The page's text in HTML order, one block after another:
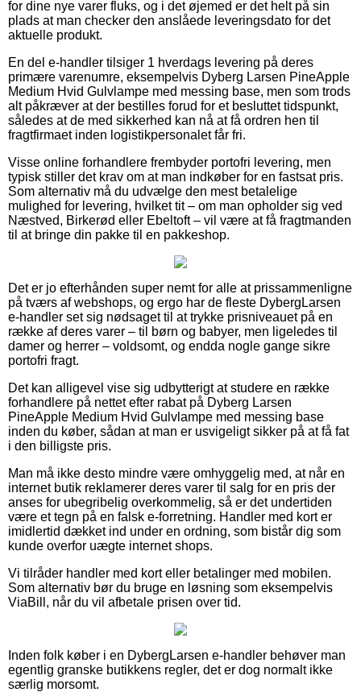
for dine nye varer fluks, og i det øjemed er det helt på sin
plads at man checker den anslåede leveringsdato for det
aktuelle produkt.
En del e-handler tilsiger 1 hverdags levering på deres
primære varenumre, eksempelvis Dyberg Larsen PineApple
Medium Hvid Gulvlampe med messing base, men som trods
alt påkræver at der bestilles forud for et besluttet tidspunkt,
således at de med sikkerhed kan nå at få ordren hen til
fragtfirmaet inden logistikpersonalet får fri.
Visse online forhandlere frembyder portofri levering, men
typisk stiller det krav om at man indkøber for en fastsat pris.
Som alternativ må du udvælge den mest betalelige
mulighed for levering, hvilket tit – om man opholder sig ved
Næstved, Birkerød eller Ebeltoft – vil være at få fragtmanden
til at bringe din pakke til en pakkeshop.
Det er jo efterhånden super nemt for alle at prissammenligne
på tværs af webshops, og ergo har de fleste DybergLarsen
e-handler set sig nødsaget til at trykke prisniveauet på en
række af deres varer – til børn og babyer, men ligeledes til
damer og herrer – voldsomt, og endda nogle gange sikre
portofri fragt.
Det kan alligevel vise sig udbytterigt at studere en række
forhandlere på nettet efter rabat på Dyberg Larsen
PineApple Medium Hvid Gulvlampe med messing base
inden du køber, sådan at man er usvigeligt sikker på at få fat
i den billigste pris.
Man må ikke desto mindre være omhyggelig med, at når en
internet butik reklamerer deres varer til salg for en pris der
anses for ubegribelig overkommelig, så er det undertiden
være et tegn på en falsk e-forretning. Handler med kort er
imidlertid dækket ind under en ordning, som bistår dig som
kunde overfor uægte internet shops.
Vi tilråder handler med kort eller betalinger med mobilen.
Som alternativ bør du bruge en løsning som eksempelvis
ViaBill, når du vil afbetale prisen over tid.
Inden folk køber i en DybergLarsen e-handler behøver man
egentlig granske butikkens regler, det er dog normalt ikke
særlig morsomt.